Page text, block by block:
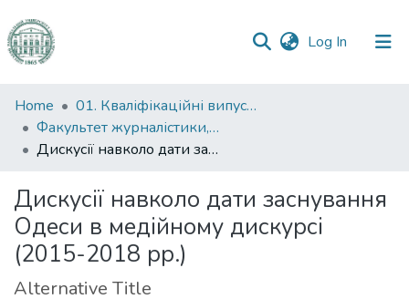
Log In (current)
Communities
&
Collections
Statistics
Home
01. Кваліфікаційні випускні роботи здобувачів вищої освіти
Факультет журналістики, реклами та видавничої справи
Дискусії навколо дати заснування Одеси в медійному дискурсі (2015-2018 рр.)
Дискусії навколо дати заснування
Одеси в медійному дискурсі
(2015-2018 рр.)
Alternative Title